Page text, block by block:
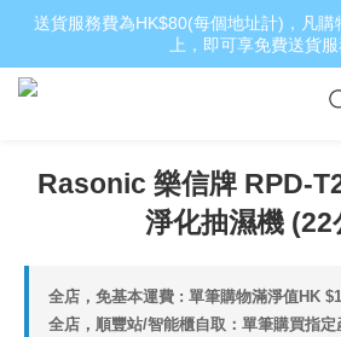
送貨服務費為HK$80(每個地址計)，凡購
上，即可享免費送貨服
Rasonic 樂信牌 RPD-
淨化抽濕機 (22
全店，免基本運費 : 單筆購物滿淨值HK
全店，順豐站/智能櫃自取：單筆購買指